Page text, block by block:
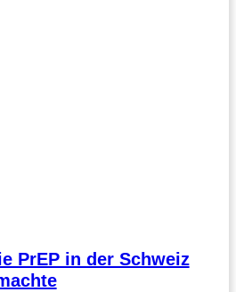
PrEP in der Schweiz